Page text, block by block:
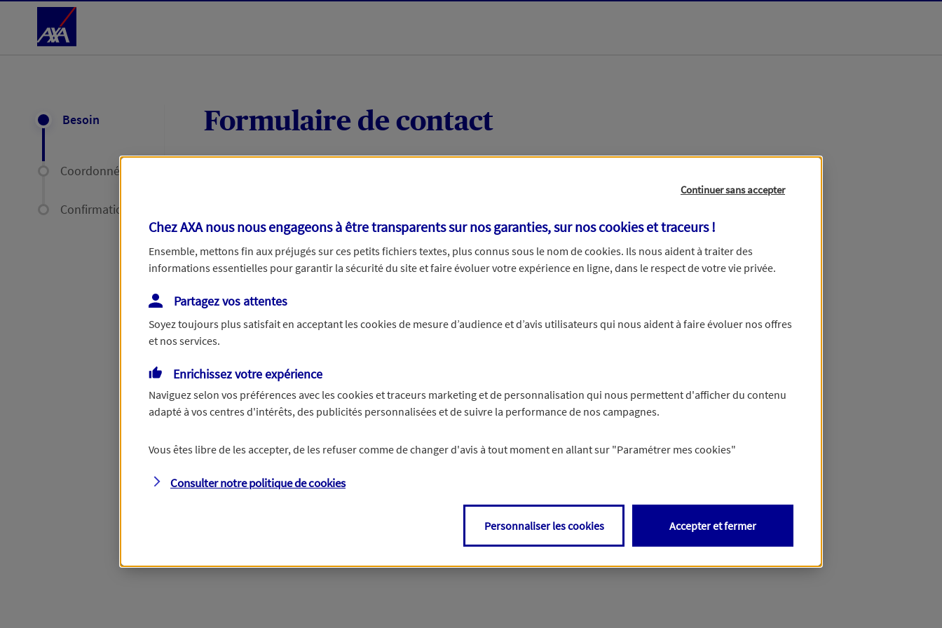
Accéder au Contenu
Besoin
Coordonnées
Confirmation
Formulaire de contact
Votre message :
Vous disposez de droits sur les informations vous concernant. Pour plus d’informations,
Continuer sans accepter
Chez AXA nous nous engageons à être transparents sur nos garanties, sur noscookies et traceurs!
Ensemble, mettons fin aux préjugés sur ces petits fichiers textes, plus connus sous le nom decookies. Ils nous aident à traiter des
informations essentielles pour garantir la sécurité du site et faire évoluer votre expérience en ligne, dans le respect de votre vie privée.
Partagez vos attentes
Soyez toujours plus satisfait en acceptant lescookiesde mesure d’audience et d’avis utilisateurs qui nous aident à faire évoluer nos offres
et nos services.
Enrichissez votre expérience
Naviguez selon vos préférences avec lescookies et traceurs marketing et de personnalisation qui nous permettent d'afficher du contenu
adapté à vos centres d'intérêts, des publicités personnalisées et de suivre la performance de nos campagnes.
Vous êtes libre de les accepter, de les refuser comme de changer d'avis à tout moment en allant sur "Paramétrer mescookies"
Consulter notre politique decookies
Personnaliser les cookies Accepter et fermer